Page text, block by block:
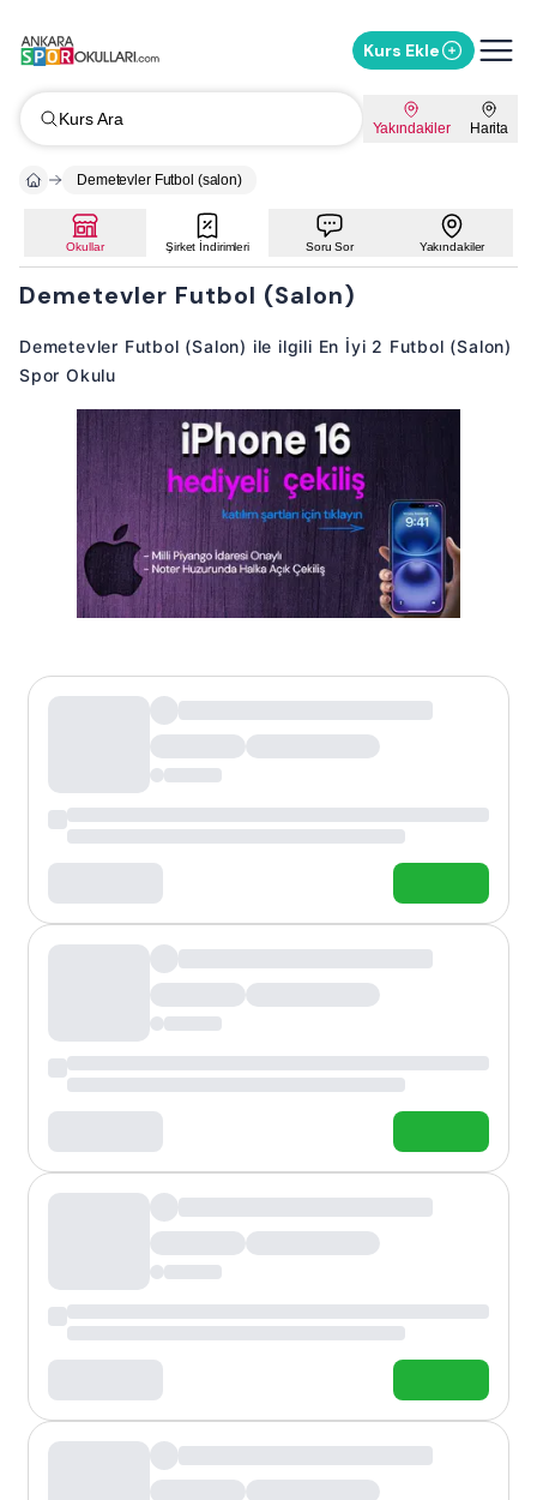
Kurs Ekle
Kurs Ara Yakındakiler Harita
Demetevler Futbol (salon)
Okullar Şirket İndirimleri Soru Sor Yakındakiler
Demetevler Futbol (Salon)
Demetevler Futbol (Salon) ile ilgili En İyi 2 Futbol (Salon)
Spor Okulu